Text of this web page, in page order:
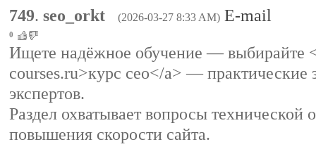
749. seo_orkt (2026-03-27 8:33 AM) E-mail
0
Ищете надёжное обучение — выбирайте
courses.ru>курс сео</a> — практические
экспертов.
Раздел охватывает вопросы технической
повышения скорости сайта.